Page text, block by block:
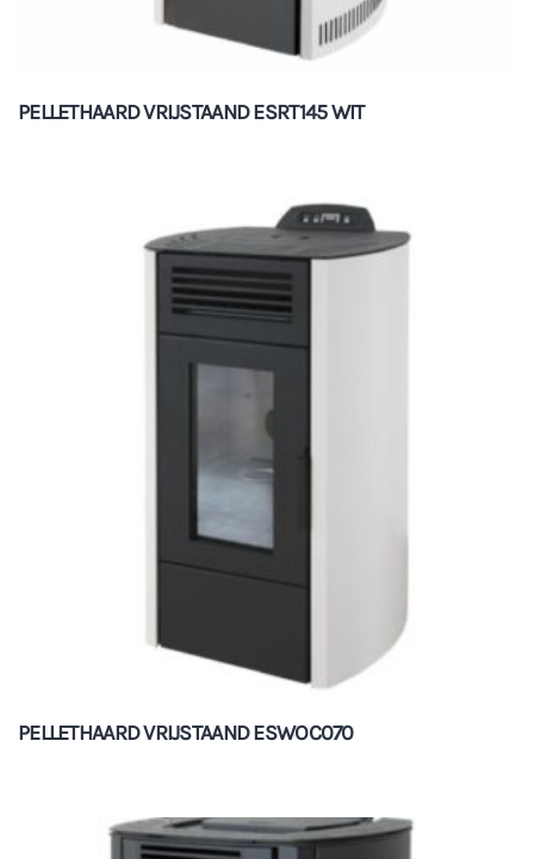
PELLETHAARD VRIJSTAAND ESRT145 WIT
PELLETHAARD VRIJSTAAND ESWOC070